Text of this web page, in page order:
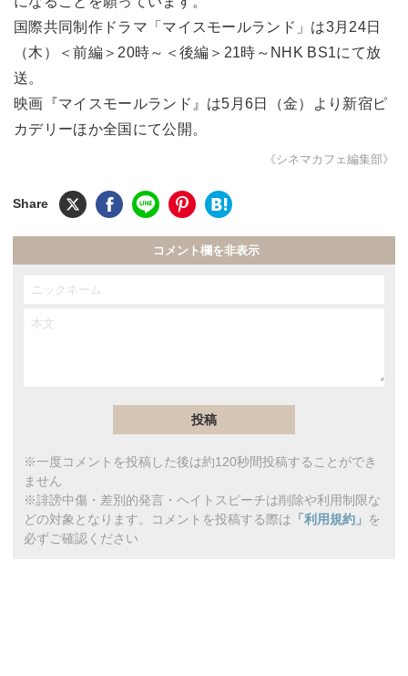
国際共同制作ドラマ「マイスモールランド」は3月24日
（木）＜前編＞20時～＜後編＞21時～NHK BS1にて放
送。
映画『マイスモールランド』は5月6日（金）より新宿ピ
カデリーほか全国にて公開。
《シネマカフェ編集部》
コメント欄を非表示
※一度コメントを投稿した後は約120秒間投稿することができ
ません
※誹謗中傷・差別的発言・ヘイトスピーチは削除や利用制限な
どの対象となります。コメントを投稿する際は 「利用規約」 を
必ずご確認ください